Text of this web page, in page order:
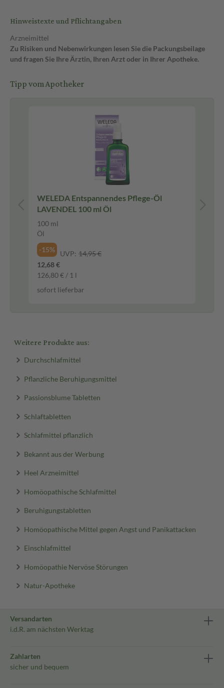
Hinweistexte und Pflichtangaben
Arzneimittel
Zu Risiken und Nebenwirkungen lesen Sie die Packungsbeilage
und fragen Sie Ihre Ärztin, Ihren Arzt oder in Ihrer Apotheke.
Tipp vom Apotheker
WELEDA Entspannendes Pflege-Öl
LAVENDEL 100 ml Öl
100 ml
Öl
-15%
UVP: 14,95 €
12,68 €
126,80 € / 1 l
sofort lieferbar
Weitere Produkte aus:
Durchschlafmittel
Pflanzliche Beruhigungsmittel
Passionsblume Tabletten
Schlaftabletten
Schlafmittel pflanzlich
Bekannt aus der Werbung
Heel Arzneimittel
Homöopathische Schlafmittel
Beruhigungstabletten
Homöopathische Mittel gegen Angst und Panikattacken
Einschlafmittel
Homöopathie Nervöse Störungen
Natur-Apotheke
Versandarten
i.d.R. am nächsten Werktag
Zahlarten
sicher und bequem